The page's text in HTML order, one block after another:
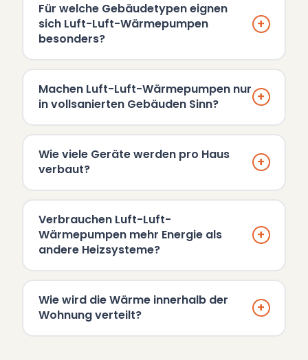
Für welche Gebäudetypen eignen
sich Luft-Luft-Wärmepumpen
besonders?
+
Machen Luft-Luft-Wärmepumpen nur
in vollsanierten Gebäuden Sinn?
+
Wie viele Geräte werden pro Haus
verbaut?
+
Verbrauchen Luft-Luft-
Wärmepumpen mehr Energie als
andere Heizsysteme?
+
Wie wird die Wärme innerhalb der
Wohnung verteilt?
+